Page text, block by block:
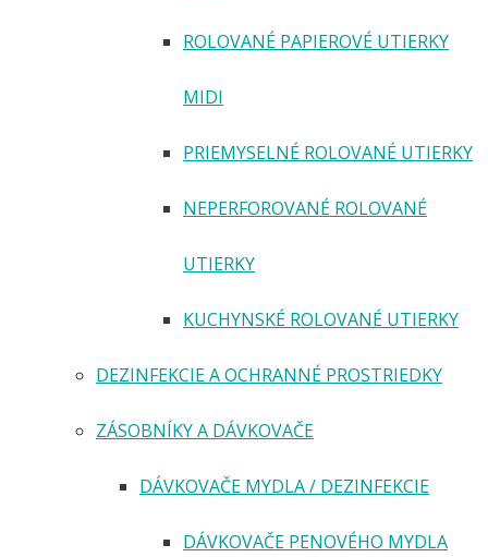
ROLOVANÉ PAPIEROVÉ UTIERKY
MIDI
PRIEMYSELNÉ ROLOVANÉ UTIERKY
NEPERFOROVANÉ ROLOVANÉ
UTIERKY
KUCHYNSKÉ ROLOVANÉ UTIERKY
DEZINFEKCIE A OCHRANNÉ PROSTRIEDKY
ZÁSOBNÍKY A DÁVKOVAČE
DÁVKOVAČE MYDLA / DEZINFEKCIE
DÁVKOVAČE PENOVÉHO MYDLA